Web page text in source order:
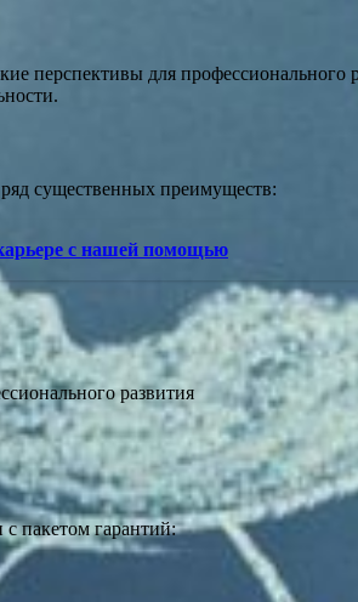
перспективы для профессионального
существенных преимуществ:
с нашей помощью
развития
пакетом гарантий: